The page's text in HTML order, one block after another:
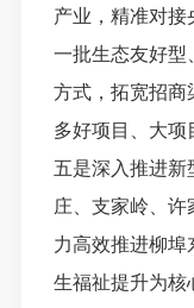
产业，精准对接
一批生态友好型
方式，拓宽招商
多好项目、大项
五是深入推进新
庄、支家岭、
力高效推进柳埠
生福祉提升为核